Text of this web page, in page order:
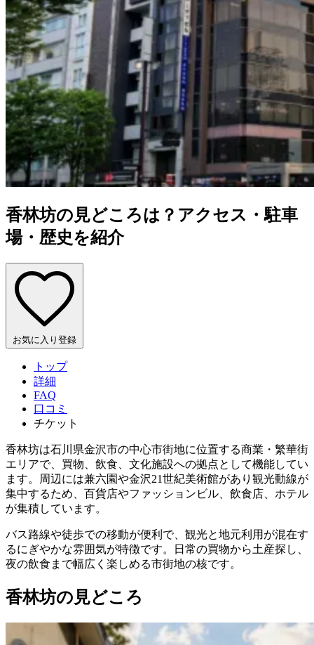
香林坊の見どころは？アクセス・駐車
場・歴史を紹介
お気に入り登録
トップ
詳細
FAQ
口コミ
チケット
香林坊は石川県金沢市の中心市街地に位置する商業・繁華街
エリアで、買物、飲食、文化施設への拠点として機能してい
ます。周辺には兼六園や金沢21世紀美術館があり観光動線が
集中するため、百貨店やファッションビル、飲食店、ホテル
が集積しています。
バス路線や徒歩での移動が便利で、観光と地元利用が混在す
るにぎやかな雰囲気が特徴です。日常の買物から土産探し、
夜の飲食まで幅広く楽しめる市街地の核です。
香林坊の見どころ